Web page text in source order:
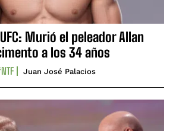
UFC: Murió el peleador Allan
a los 34 años
Juan José Palacios